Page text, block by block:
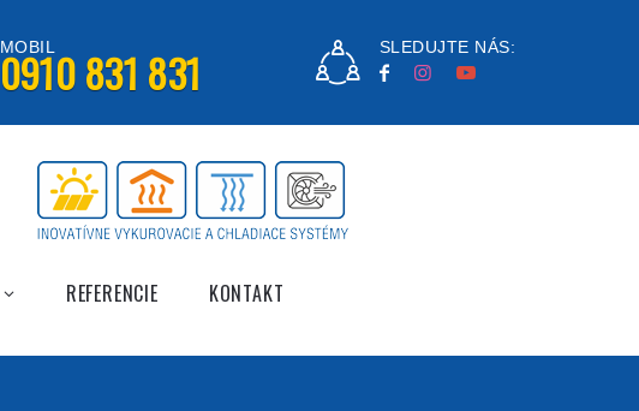
MOBIL
0910 831 831 SLEDUJTE NÁS:
REFERENCIE KONTAKT